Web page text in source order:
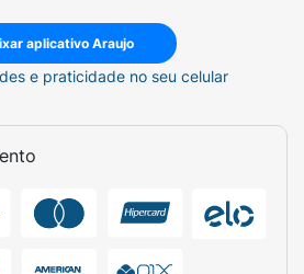
aplicativo Araujo
e praticidade no seu celular